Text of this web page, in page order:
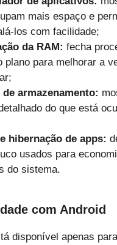
mais espaço e
los com facilidade;
da RAM: fecha
plano para melhorar a
armazenamento:
do que está
hibernação de apps:
usados para
do sistema.
com Android
disponível apenas para